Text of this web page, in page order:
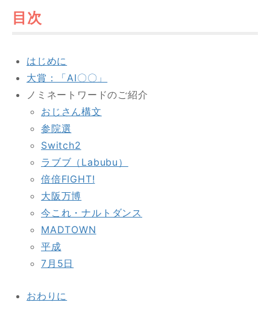
目次
はじめに
大賞：「AI〇〇」
ノミネートワードのご紹介
おじさん構文
参院選
Switch2
ラブブ（Labubu）
倍倍FIGHT!
大阪万博
今これ・ナルトダンス
MADTOWN
平成
7月5日
おわりに
kamuitrackerとは？
キャスティングサービスとは
動画戦略から制作・活用まで。